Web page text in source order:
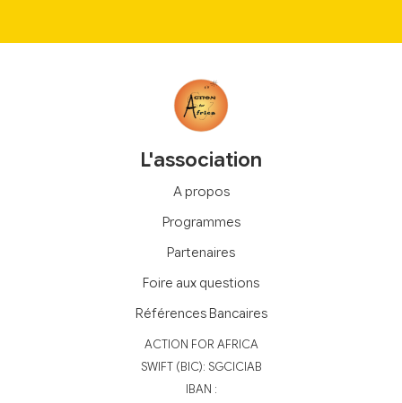
L'association
A propos
Programmes
Partenaires
Foire aux questions
Références Bancaires
‍ACTION FOR AFRICA
‍SWIFT (BIC): SGCICIAB
IBAN :